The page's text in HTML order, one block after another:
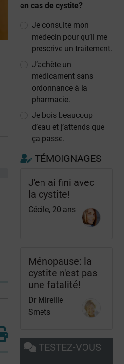
en cas de cystite?
Je consulte mon
médecin pour qu’il me
prescrive un traitement.
J’achète un
médicament sans
ordonnance à la
pharmacie.
Je bois beaucoup
d’eau et j’attends que
ça passe.
TÉMOIGNAGES
J'en ai fini avec
la cystite!
Cécile, 20 ans
Ménopause: la
cystite n'est pas
une fatalité!
Dr Mireille
Smets
TESTEZ-VOUS